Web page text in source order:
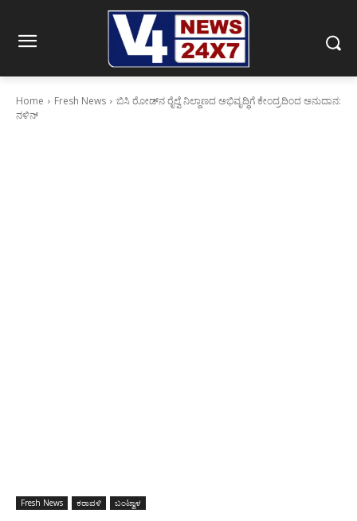
Home Fresh News
ಬಿಸಿ ರೋಡ್‍ನ ರೈಲ್ವೆ ನಿಲ್ದಾಣದ ಅಭಿವೃದ್ಧಿಗೆ ಕೇಂದ್ರದಿಂದ ಅನುದಾನ:
ನಳಿನ್
Fresh News ಕರಾವಳಿ ಬಂಟ್ವಾಳ